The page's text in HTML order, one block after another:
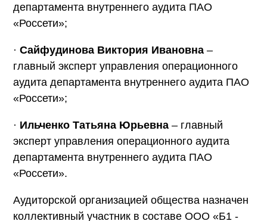
департамента внутреннего аудита ПАО
«Россети»;
· Сайфудинова Виктория Ивановна –
главный эксперт управления операционного
аудита департамента внутреннего аудита ПАО
«Россети»;
· Ильченко Татьяна Юрьевна – главный
эксперт управления операционного аудита
департамента внутреннего аудита ПАО
«Россети».
Аудиторской организацией общества назначен
коллективный участник в составе ООО «Б1 -